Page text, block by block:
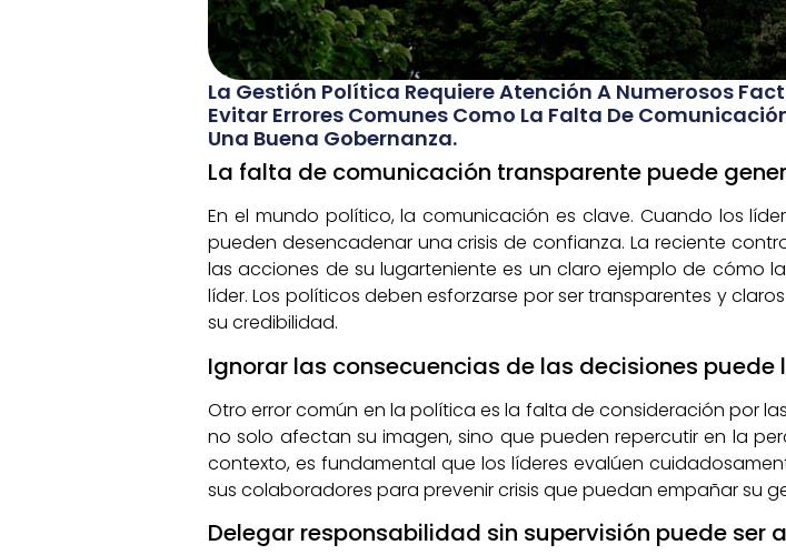
La Gestión Política Requiere Atención A Numerosos
Evitar Errores Comunes Como La Falta De
Una Buena Gobernanza.
La falta de comunicación transparente puede
En el mundo político, la comunicación es clave. Cuando los
pueden desencadenar una crisis de confianza. La reciente
las acciones de su lugarteniente es un claro ejemplo de cómo
líder. Los políticos deben esforzarse por ser transparentes y
su credibilidad.
Ignorar las consecuencias de las decisiones
Otro error común en la política es la falta de consideración por
no solo afectan su imagen, sino que pueden repercutir en la
contexto, es fundamental que los líderes evalúen
sus colaboradores para prevenir crisis que puedan empañar su
Delegar responsabilidad sin supervisión puede ser